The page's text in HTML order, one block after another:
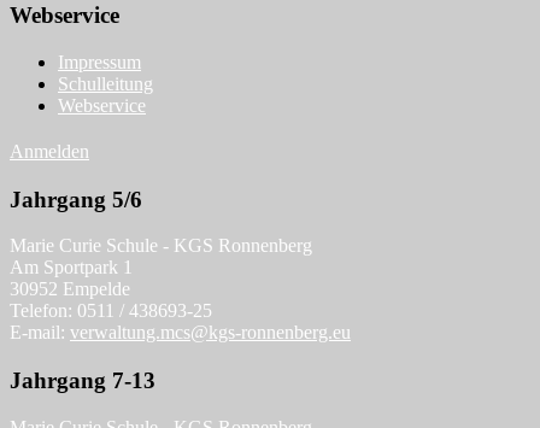
Webservice
Impressum
Schulleitung
Webservice
Anmelden
Jahrgang 5/6
Marie Curie Schule - KGS Ronnenberg
Am Sportpark 1
30952 Empelde
Telefon: 0511 / 438693-25
E-mail: verwaltung.mcs@kgs-ronnenberg.eu
Jahrgang 7-13